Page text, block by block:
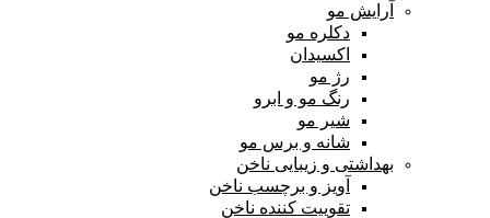
آرایش مو
دکلره مو
اکسیدان
رژ مو
رنگ مو و ابرو
شیر مو
شانه و برس مو
بهداشتی و زیبایی ناخن
آویز و برچسب ناخن
تقوییت کننده ناخن